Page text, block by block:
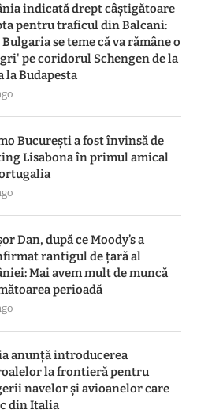
indicată drept câștigătoare
pentru traficul din Balcani:
Bulgaria se teme că va rămâne o
pe coridorul Schengen de la
la Budapesta
București a fost învinsă de
Lisabona în primul amical
Dan, după ce Moody’s a
rantigul de țară al
Mai avem mult de muncă
perioadă
anunță introducerea
la frontieră pentru
navelor și avioanelor care
din Italia